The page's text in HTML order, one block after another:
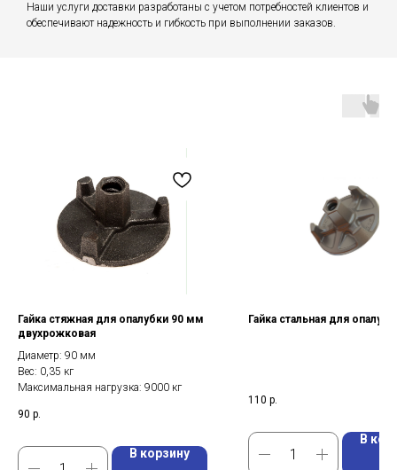
Наши услуги доставки разработаны с учетом потребностей клиентов и
обеспечивают надежность и гибкость при выполнении заказов.
Гайка стяжная для опалубки 90 мм
двухрожковая
Диаметр: 90 мм
Вес: 0,35 кг
Максимальная нагрузка: 9000 кг
90 р.
В корзину
Гайка стальная для
110 р.
В